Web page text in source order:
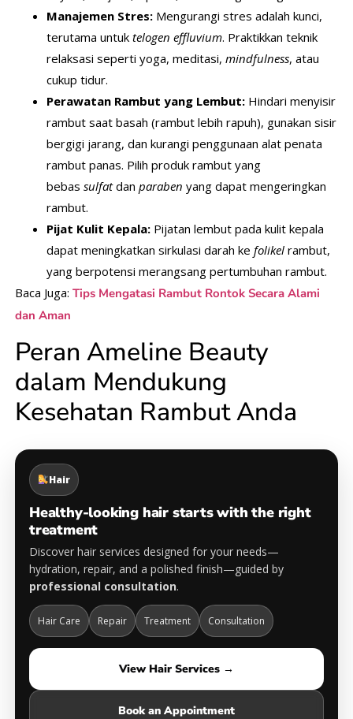
Manajemen Stres:Mengurangi stres adalah kunci,
terutama untuk telogen effluvium. Praktikkan teknik
relaksasi seperti yoga, meditasi, mindfulness, atau
cukup tidur.
Perawatan Rambut yang Lembut:Hindari menyisir
rambut saat basah (rambut lebih rapuh), gunakan sisir
bergigi jarang, dan kurangi penggunaan alat penata
rambut panas. Pilih produk rambut yang
bebas sulfatdan paraben yang dapat mengeringkan
rambut.
Pijat Kulit Kepala:Pijatan lembut pada kulit kepala
dapat meningkatkan sirkulasi darah ke folikelrambut,
yang berpotensi merangsang pertumbuhan rambut.
Baca Juga: Tips Mengatasi Rambut Rontok Secara Alami
dan Aman
Peran Ameline Beauty
dalam Mendukung
Kesehatan Rambut Anda
Hair
Healthy-looking hair starts with the right
treatment
Discover hair services designed for your needs—
hydration, repair, and a polished finish—guided by
professional consultation.
Hair Care Repair Treatment Consultation
View Hair Services →
Book an Appointment